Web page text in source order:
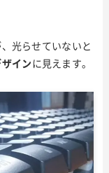
光らせていないと
インに見えます。